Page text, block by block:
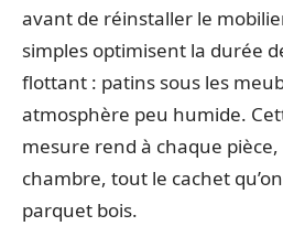
avant de réinstaller le
simples optimisent la durée
flottant : patins sous les
atmosphère peu humide.
mesure rend à chaque pièce,
chambre, tout le cachet
parquet bois.